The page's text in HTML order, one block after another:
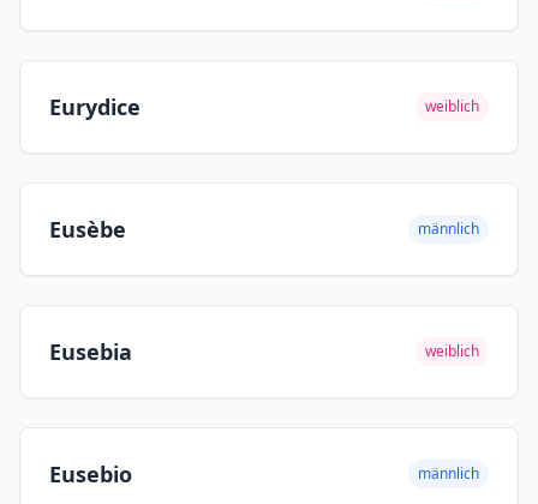
Eurydice weiblich
Eusèbe männlich
Eusebia weiblich
Eusebio männlich